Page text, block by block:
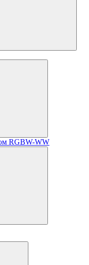
RGBW-WW